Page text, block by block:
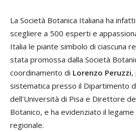
La Società Botanica Italiana ha
scegliere a 500 esperti e
Italia le piante simbolo di ciascuna
stata promossa dalla Società
coordinamento di Lorenzo Peruzzi,
sistematica presso il Dipartimento
dell'Università di Pisa e Direttore
Botanico, e ha evidenziato il
regionale.